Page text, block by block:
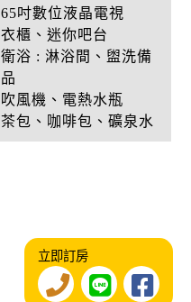
65吋數位液晶電視
衣櫃、迷你吧台
衛浴 : 淋浴間、盥洗備
品
吹風機、電熱水瓶
茶包、咖啡包、礦泉水
立即訂房